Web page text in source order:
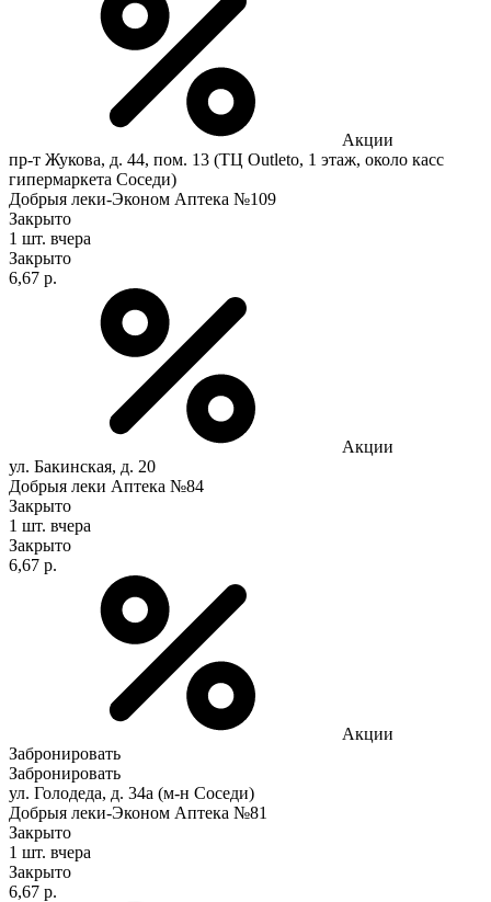
Акции
пр-т Жукова, д. 44, пом. 13 (ТЦ Outleto, 1 этаж, около касс
гипермаркета Соседи)
Добрыя леки-Эконом Аптека №109
Закрыто
1 шт. вчера
Закрыто
6,67 р.
Акции
ул. Бакинская, д. 20
Добрыя леки Аптека №84
Закрыто
1 шт. вчера
Закрыто
6,67 р.
Акции
Забронировать
Забронировать
ул. Голодеда, д. 34а (м-н Соседи)
Добрыя леки-Эконом Аптека №81
Закрыто
1 шт. вчера
Закрыто
6,67 р.